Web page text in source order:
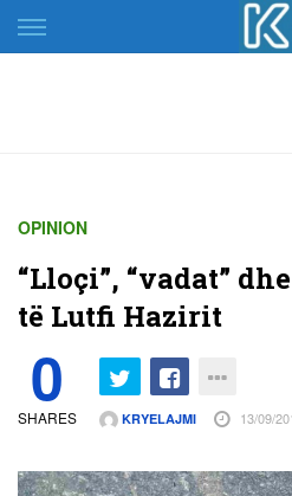
Skip
to
OPINION
“Lloçi”, “vadat”
të Lutfi Hazirit
0
SHARES KRYELAJMI 13/09/